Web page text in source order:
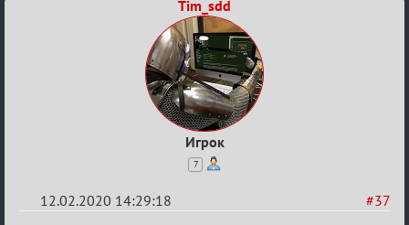
Tim_sdd
Игрок
7
#37
12.02.2020 14:29:18